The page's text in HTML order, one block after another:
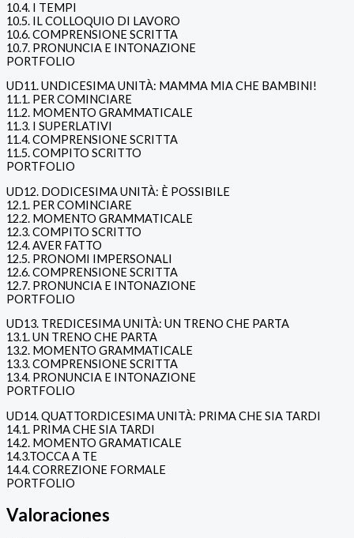
10.4. I TEMPI
10.5. IL COLLOQUIO DI LAVORO
10.6. COMPRENSIONE SCRITTA
10.7. PRONUNCIA E INTONAZIONE
PORTFOLIO
UD11. UNDICESIMA UNITÀ: MAMMA MIA CHE BAMBINI!
11.1. PER COMINCIARE
11.2. MOMENTO GRAMMATICALE
11.3. I SUPERLATIVI
11.4. COMPRENSIONE SCRITTA
11.5. COMPITO SCRITTO
PORTFOLIO
UD12. DODICESIMA UNITÀ: È POSSIBILE
12.1. PER COMINCIARE
12.2. MOMENTO GRAMMATICALE
12.3. COMPITO SCRITTO
12.4. AVER FATTO
12.5. PRONOMI IMPERSONALI
12.6. COMPRENSIONE SCRITTA
12.7. PRONUNCIA E INTONAZIONE
PORTFOLIO
UD13. TREDICESIMA UNITÀ: UN TRENO CHE PARTA
13.1. UN TRENO CHE PARTA
13.2. MOMENTO GRAMMATICALE
13.3. COMPRENSIONE SCRITTA
13.4. PRONUNCIA E INTONAZIONE
PORTFOLIO
UD14. QUATTORDICESIMA UNITÀ: PRIMA CHE SIA TARDI
14.1. PRIMA CHE SIA TARDI
14.2. MOMENTO GRAMATICALE
14.3.TOCCA A TE
14.4. CORREZIONE FORMALE
PORTFOLIO
Valoraciones